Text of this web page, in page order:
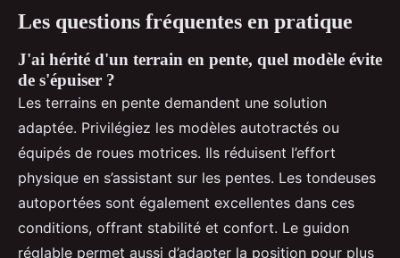
Les questions fréquentes en pratique
J'ai hérité d'un terrain en pente, quel modèle évite
de s'épuiser ?
Les terrains en pente demandent une solution
adaptée. Privilégiez les modèles autotractés ou
équipés de roues motrices. Ils réduisent l’effort
physique en s’assistant sur les pentes. Les tondeuses
autoportées sont également excellentes dans ces
conditions, offrant stabilité et confort. Le guidon
réglable permet aussi d’adapter la position pour plus